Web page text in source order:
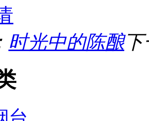
时光中的陈酿下